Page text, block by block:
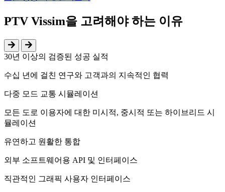
PTV Vissim을 고려해야 하는 이유
30년 이상의 검증된 성공 실적
수십 년에 걸친 연구와 고객과의 지속적인 협력
다중 모드 교통 시뮬레이션
모든 도로 이용자에 대한 미시적, 중시적 또는 하이브리드 시
뮬레이션
유연하고 원활한 통합
외부 소프트웨어용 API 및 인터페이스
직관적인 그래픽 사용자 인터페이스